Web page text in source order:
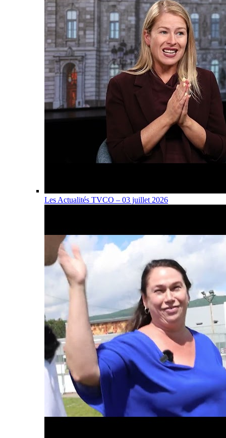
Les Actualités TVCO – 03 juillet 2026